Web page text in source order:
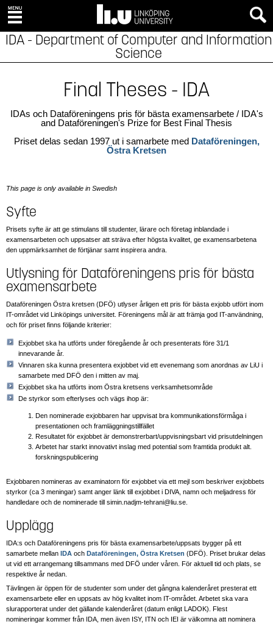
IDA - Department of Computer and Information
Science
Final Theses - IDA
IDAs och Dataföreningens pris för bästa examensarbete / IDA's
and Dataföreningen's Prize for Best Final Thesis
Priset delas sedan 1997 ut i samarbete med Dataföreningen,
Östra Kretsen
This page is only available in Swedish
Syfte
Prisets syfte är att ge stimulans till studenter, lärare och företag inblandade i
examensarbeten och uppsatser att sträva efter högsta kvalitet, ge examensarbetena
den uppmärksamhet de förtjänar samt inspirera andra.
Utlysning för Dataföreningens pris för bästa
examensarbete
Dataföreningen Östra kretsen (DFÖ) utlyser årligen ett pris för bästa exjobb utfört inom
IT-området vid Linköpings universitet. Föreningens mål är att främja god IT-användning,
och för priset finns följande kriterier:
Exjobbet ska ha utförts under föregående år och presenterats före 31/1
innevarande år.
Vinnaren ska kunna presentera exjobbet vid ett evenemang som anordnas av LiU i
samarbete med DFÖ den i mitten av maj.
Exjobbet ska ha utförts inom Östra kretsens verksamhetsområde
De styrkor som efterlyses och vägs ihop är:
Den nominerade exjobbaren har uppvisat bra kommunikationsförmåga i
presentationen och framläggningstillfället
Resultatet för exjobbet är demonstrerbart/uppvisningsbart vid prisutdelningen
Arbetet har starkt innovativt inslag med potential som framtida produkt alt.
forskningspublicering
Exjobbaren nomineras av examinatorn för exjobbet via ett mejl som beskriver exjobbets
styrkor (ca 3 meningar) samt anger länk till exjobbet i DIVA, namn och meljadress för
handledare och de nominerade till simin.nadjm-tehrani@liu.se.
Upplägg
IDA:s och Dataföreningens pris för bästa examensarbete/uppsats bygger på ett
samarbete mellan IDA och Dataföreningen, Östra Kretsen (DFÖ). Priset brukar delas
ut vid ett arrangemang tillsammans med DFÖ under våren. För aktuell tid och plats, se
respektive år nedan.
Tävlingen är öppen för de studenter som under det gångna kalenderåret presterat ett
examensarbete eller en uppsats av hög kvalitet inom IT-området. Arbetet ska vara
slurapporterat under det gällande kalenderåret (datum enligt LADOK). Flest
nomineringar kommer från IDA, men även ISY, ITN och IEI är välkomna att nominera